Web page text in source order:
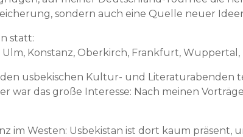
sondern auch eine Quelle neuer
statt:
Konstanz, Oberkirch, Frankfurt,
usbekischen Kultur- und Literaturabenden
war das große Interesse: Nach meinen
im Westen: Usbekistan ist dort kaum